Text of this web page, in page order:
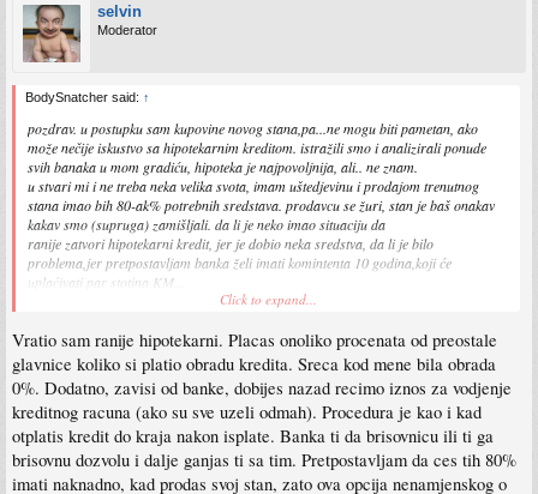
selvin
Moderator
BodySnatcher said: ↑
pozdrav. u postupku sam kupovine novog stana,pa...ne mogu biti pametan, ako
može nečije iskustvo sa hipotekarnim kreditom. istražili smo i analizirali ponude
svih banaka u mom gradiću, hipoteka je najpovoljnija, ali.. ne znam.
u stvari mi i ne treba neka velika svota, imam uštedjevinu i prodajom trenutnog
stana imao bih 80-ak% potrebnih sredstava. prodavcu se žuri, stan je baš onakav
kakav smo (supruga) zamišljali. da li je neko imao situaciju da
ranije zatvori hipotekarni kredit, jer je dobio neka sredstva, da li je bilo
problema,jer pretpostavljam banka želi imati komintenta 10 godina,koji će
uplaćivati par stotina KM...
Click to expand...
Vratio sam ranije hipotekarni. Placas onoliko procenata od preostale
glavnice koliko si platio obradu kredita. Sreca kod mene bila obrada
0%. Dodatno, zavisi od banke, dobijes nazad recimo iznos za vodjenje
kreditnog racuna (ako su sve uzeli odmah). Procedura je kao i kad
otplatis kredit do kraja nakon isplate. Banka ti da brisovnicu ili ti ga
brisovnu dozvolu i dalje ganjas ti sa tim. Pretpostavljam da ces tih 80%
imati naknadno, kad prodas svoj stan, zato ova opcija nenamjenskog o